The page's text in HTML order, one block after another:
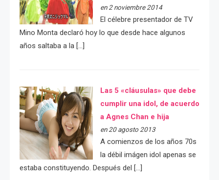
en 2 noviembre 2014
El célebre presentador de TV
Mino Monta declaró hoy lo que desde hace algunos
años saltaba a la […]
Las 5 «cláusulas» que debe
cumplir una idol, de acuerdo
a Agnes Chan e hija
en 20 agosto 2013
A comienzos de los años 70s
la débil imágen idol apenas se
estaba constituyendo. Después del […]